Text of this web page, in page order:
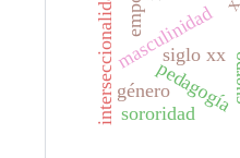
masculinidad
siglo xx
interseccionalidad. pedagogía
sororidad
género